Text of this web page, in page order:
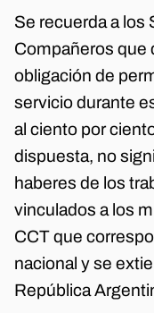
Se recuerda a los
Compañeros que
obligación de
servicio durante
al ciento por
dispuesta, no
haberes de los
vinculados a los
CCT que
nacional y se
República